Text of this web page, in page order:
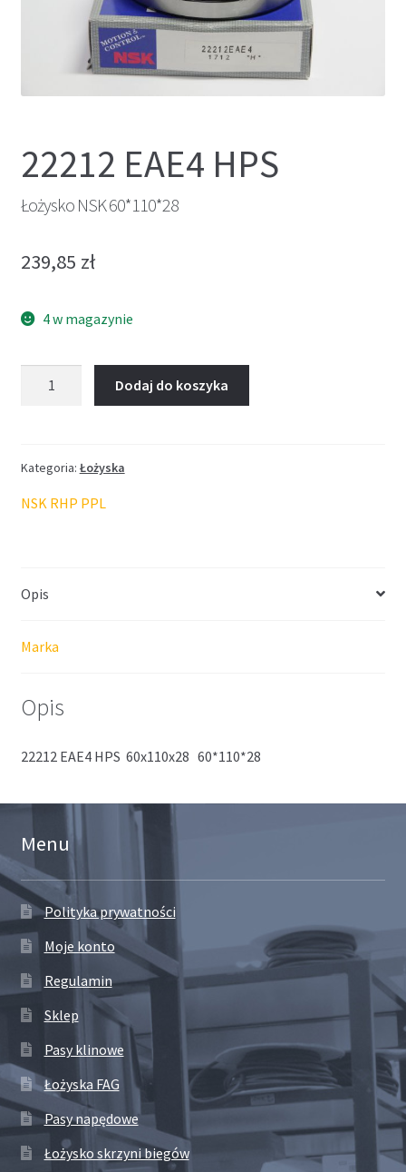
22212 EAE4 HPS
Łożysko NSK 60*110*28
239,85 zł
4 w magazynie
Dodaj do koszyka
Kategoria: Łożyska
NSK RHP PPL
Opis
Marka
Opis
22212 EAE4 HPS 60x110x28 60*110*28
Menu
Polityka prywatności
Moje konto
Regulamin
Sklep
Pasy klinowe
Łożyska FAG
Pasy napędowe
Łożysko skrzyni biegów